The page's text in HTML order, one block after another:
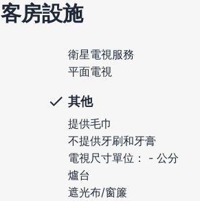
客房設施
衛星電視服務
平面電視
其他
提供毛巾
不提供牙刷和牙膏
電視尺寸單位： - 公分
爐台
遮光布/窗簾